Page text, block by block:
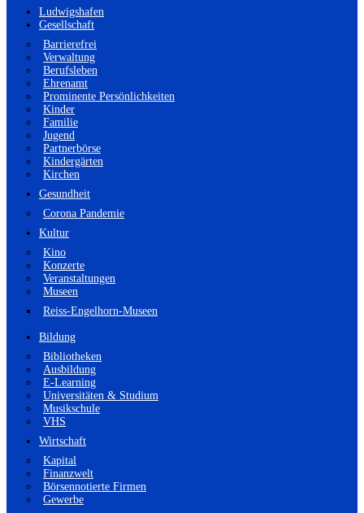
Ludwigshafen
Gesellschaft
Barrierefrei
Verwaltung
Berufsleben
Ehrenamt
Prominente Persönlichkeiten
Kinder
Familie
Jugend
Partnerbörse
Kindergärten
Kirchen
Gesundheit
Corona Pandemie
Kultur
Kino
Konzerte
Veranstaltungen
Museen
Reiss-Engelhorn-Museen
Bildung
Bibliotheken
Ausbildung
E-Learning
Universitäten & Studium
Musikschule
VHS
Wirtschaft
Kapital
Finanzwelt
Börsennotierte Firmen
Gewerbe